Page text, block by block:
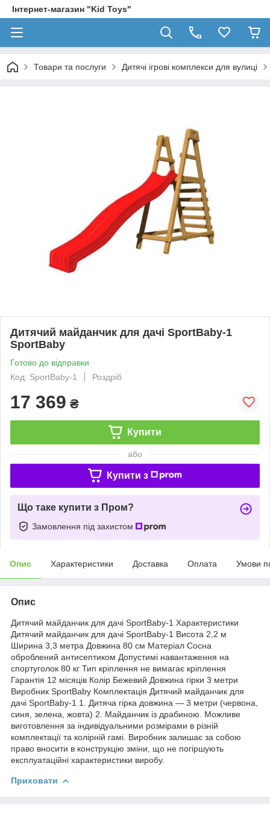
Інтернет-магазин "Kid Toys"
Товари та послуги Дитячі ігрові комплекси для вулиці
Дитячий майданчик для дачі SportBaby-1
SportBaby
Готово до відправки
Код: SportBaby-1
Роздріб
17 369 ₴
Купити
або
Купити з
Що таке купити з Пром?
Замовлення під захистом
Опис Характеристики Доставка Оплата Умови
Опис
Дитячий майданчик для дачі SportBaby-1 Характеристики
Дитячий майданчик для дачі SportBaby-1 Висота 2,2 м
Ширина 3,3 метра Довжина 80 см Матеріал Сосна
оброблений антисептиком Допустимі навантаження на
спортуголок 80 кг Тип кріплення не вимагає кріплення
Гарантія 12 місяців Колір Бежевий Довжина гірки 3 метри
Виробник SportBaby Комплектація Дитячий майданчик для
дачі SportBaby-1 1. Дитяча гірка довжина — 3 метри (червона,
синя, зелена, жовта) 2. Майданчик із драбиною. Можливе
виготовлення за індивідуальними розмірами в різній
комплектації та колірній гамі. Виробник залишає за собою
право вносити в конструкцію зміни, що не погіршують
експлуатаційні характеристики виробу.
Приховати